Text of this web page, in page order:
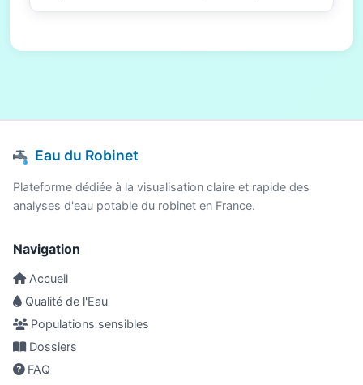
Eau du Robinet
Plateforme dédiée à la visualisation claire et rapide des
analyses d'eau potable du robinet en France.
Navigation
Accueil
Qualité de l'Eau
Populations sensibles
Dossiers
FAQ